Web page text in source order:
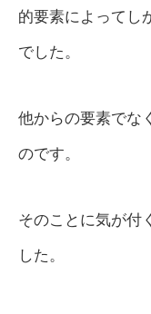
的要素によってし
でした。
他からの要素でな
のです。
そのことに気が付
した。